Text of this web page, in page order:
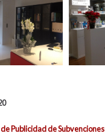
Publicidad de Subvenciones